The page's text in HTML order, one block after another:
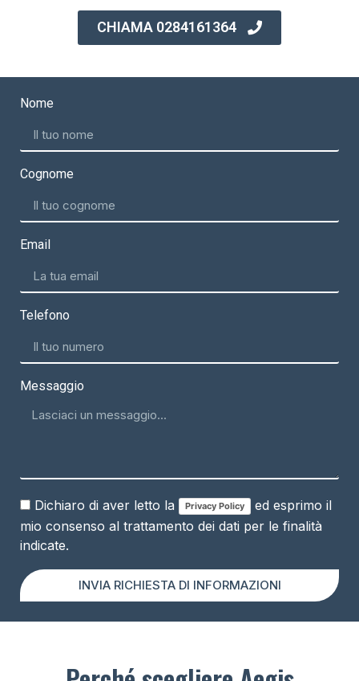
CHIAMA 0284161364
Nome
Cognome
Email
Telefono
Messaggio
Dichiaro di aver letto la Privacy Policy
ed esprimo il
mio consenso al trattamento dei dati per le finalità
indicate.
INVIA RICHIESTA DI INFORMAZIONI